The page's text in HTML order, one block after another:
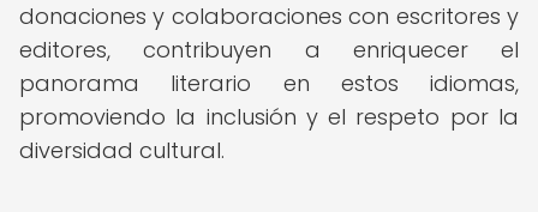
donaciones y colaboraciones con escritores y
editores, contribuyen a enriquecer el
panorama literario en estos idiomas,
promoviendo la inclusión y el respeto por la
diversidad cultural.